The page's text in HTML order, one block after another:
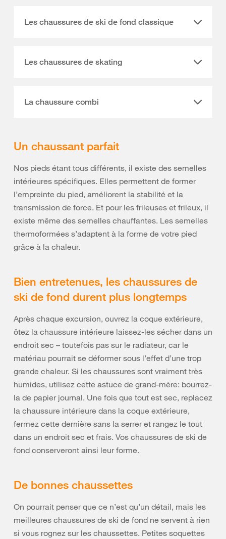
Les chaussures de ski de fond classique
Les chaussures de skating
La chaussure combi
Un chaussant parfait
Nos pieds étant tous différents, il existe des semelles
intérieures spécifiques. Elles permettent de former
l’empreinte du pied, améliorent la stabilité et la
transmission de force. Et pour les frileuses et frileux, il
existe même des semelles chauffantes. Les semelles
thermoformées s’adaptent à la forme de votre pied
grâce à la chaleur.
Bien entretenues, les chaussures de
ski de fond durent plus longtemps
Après chaque excursion, ouvrez la coque extérieure,
ôtez la chaussure intérieure laissez-les sécher dans un
endroit sec – toutefois pas sur le radiateur, car le
matériau pourrait se déformer sous l’effet d’une trop
grande chaleur. Si les chaussures sont vraiment très
humides, utilisez cette astuce de grand-mère: bourrez-
la de papier journal. Une fois que tout est sec, replacez
la chaussure intérieure dans la coque extérieure,
fermez cette dernière sans la serrer et rangez le tout
dans un endroit sec et frais. Vos chaussures de ski de
fond conserveront ainsi leur forme.
De bonnes chaussettes
On pourrait penser que ce n’est qu’un détail, mais les
meilleures chaussures de ski de fond ne servent à rien
si vous rognez sur les chaussettes. Petites soquettes